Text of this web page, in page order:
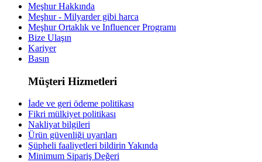
Meşhur Hakkında
Meşhur - Milyarder gibi harca
Meşhur Ortaklık ve Influencer Programı
Bize Ulaşın
Kariyer
Basın
Müşteri Hizmetleri
İade ve geri ödeme politikası
Fikri mülkiyet politikası
Nakliyat bilgileri
Ürün güvenliği uyarıları
Şüpheli faaliyetleri bildirin Yakında
Minimum Sipariş Değeri